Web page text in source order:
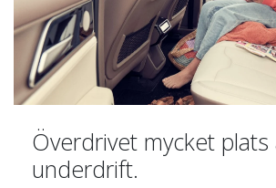
Överdrivet mycket plats
underdrift.